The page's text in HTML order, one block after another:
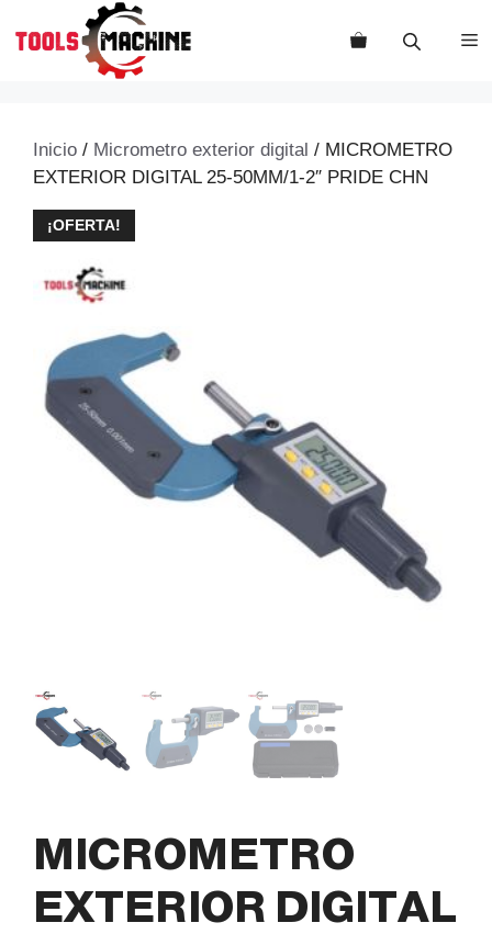
Inicio / Micrometro exterior digital / MICROMETRO
EXTERIOR DIGITAL 25-50MM/1-2″ PRIDE CHN
¡OFERTA!
MICROMETRO
EXTERIOR DIGITAL